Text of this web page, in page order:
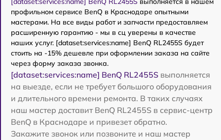
профильном сервисе BenQ в Краснодаре опытными
мастерами. На все виды работ и запчасти предоставляем
расширенную гарантию - мы в сц уверены в качестве
наших услуг. [dataset:services:name] BenQ RL2455S будет
стоить на -15% дешевле при оформлении заказа на сайте
через форму заказа звонка.
[dataset:services:name] BenQ RL2455S выполняется
на выезде, если не требует большого оборудования
и длительного времени ремонта. В таких случаях
наш мастер доставит BenQ RL2455S в сервис-центр
BenQ в Краснодаре и привезет обратно.
Закажите звонок или позвоните и наш мастер